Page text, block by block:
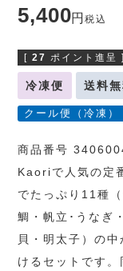
5,400 税込
[ 27 ポイント進呈 ]
冷凍便 送料
クール便（冷凍）
商品番号
Kaoriで人気の定
でたっぷり11種
鯛・帆立･うなぎ
貝・明太子）の
けるセットです